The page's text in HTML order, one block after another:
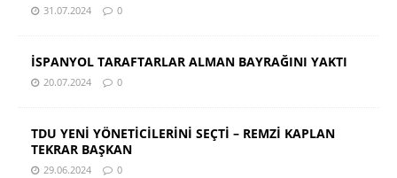
31.07.2024 0
İSPANYOL TARAFTARLAR ALMAN BAYRAĞINI YAKTI
20.07.2024 0
TDU YENİ YÖNETİCİLERİNİ SEÇTİ – REMZİ KAPLAN
TEKRAR BAŞKAN
29.06.2024 0